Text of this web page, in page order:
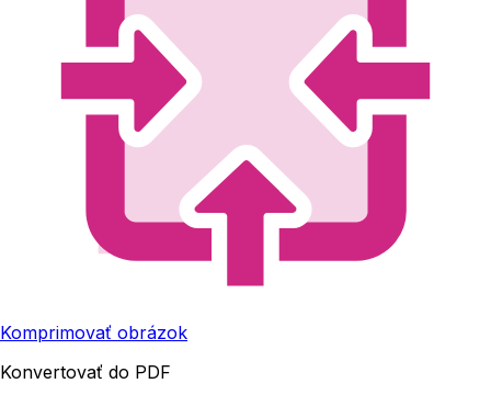
Komprimovať obrázok
Konvertovať do PDF